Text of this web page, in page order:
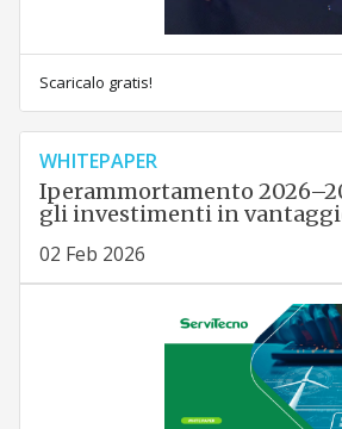
Scaricalo gratis!
WHITEPAPER
Iperammortamento
gli investimenti in
02 Feb 2026